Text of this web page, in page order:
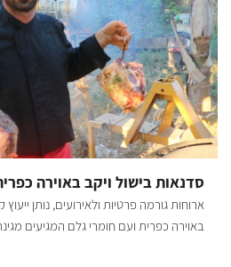
סדנאות בישול ויקב באוירה
ארוחות גורמה פרטיות ולאירועים, נותן
באוירה כפרית ועם חומרי גלם המגיעים